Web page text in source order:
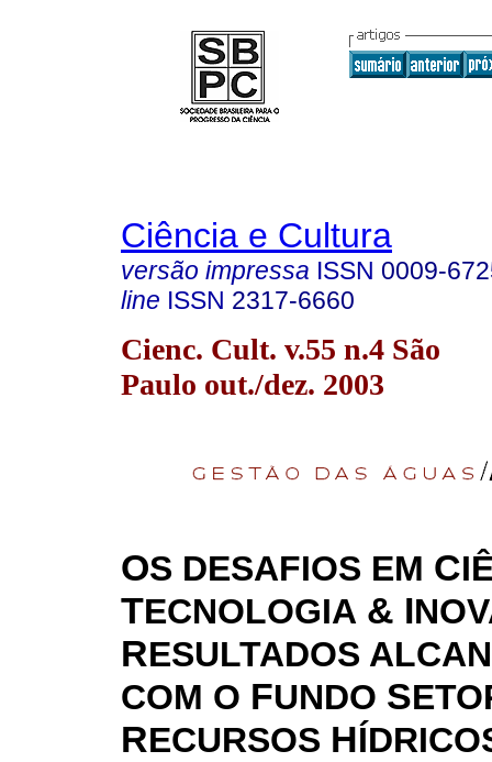
Ciência e Cultura
versão impressa ISSN 0009-
line ISSN 2317-6660
Cienc. Cult. v.55 n.4 São
Paulo out./dez. 2003
OS DESAFIOS EM C
TECNOLOGIA & I
RESULTADOS
COM O FUNDO S
RECURSOS H